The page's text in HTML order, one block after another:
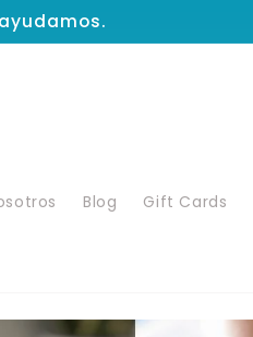
Blog Gift Cards